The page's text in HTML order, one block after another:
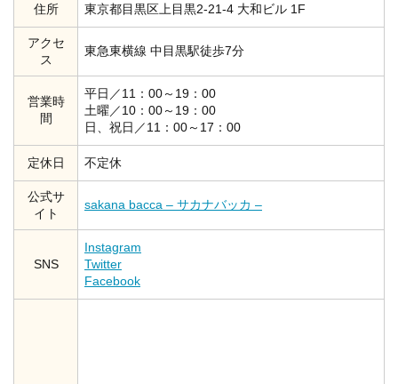
住所 東京都目黒区上目黒2-21-4 大和ビル 1F
アクセ
ス
東急東横線 中目黒駅徒歩7分
営業時
間
平日／11：00～19：00
土曜／10：00～19：00
日、祝日／11：00～17：00
定休日 不定休
公式サ
イト
sakana bacca – サカナバッカ –
SNS
Instagram
Twitter
Facebook